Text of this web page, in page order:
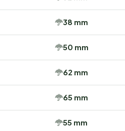
38 mm
50 mm
62 mm
65 mm
55 mm